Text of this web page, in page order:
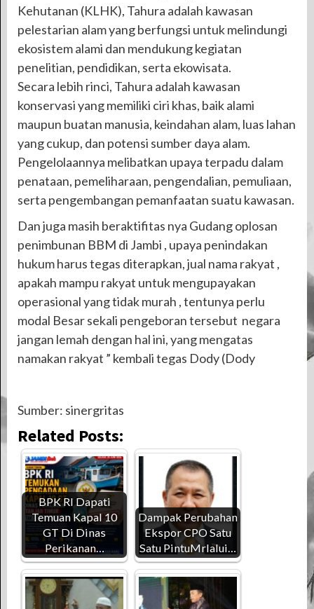
Kehutanan (KLHK), Tahura adalah kawasan
pelestarian alam yang berfungsi untuk melindungi
ekosistem alami dan mendukung kegiatan
penelitian, pendidikan, serta ekowisata.
Secara lebih rinci, Tahura adalah kawasan
konservasi yang memiliki ciri khas, baik alami
maupun buatan manusia, keindahan alam, luas lahan
yang cukup, dan potensi sumber daya alam.
Pengelolaannya melibatkan upaya terpadu dalam
penataan, pemeliharaan, pengendalian, pemuliaan,
serta pengembangan pemanfaatan suatu kawasan.
Dan juga masih beraktifitas nya Gudang oplosan
penimbunan BBM di Jambi , upaya penindakan
hukum harus tegas diterapkan, jual nama rakyat ,
apakah mampu rakyat untuk mengupayakan
operasional yang tidak murah , tentunya perlu
modal Besar sekali pengeboran tersebut negara
jangan lemah dengan hal ini, yang mengatas
namakan rakyat ” kembali tegas Dody (Dody
Sumber: sinergritas
Related Posts:
BPK RI Dapati
Temuan Kapal 10
GT Di Dinas
Perikanan…
Dampak Perubahan
Ekspor CPO Satu
Satu PintuMrlalui…